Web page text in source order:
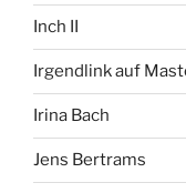
Inch II
Irgendlink auf
Irina Bach
Jens Bertrams